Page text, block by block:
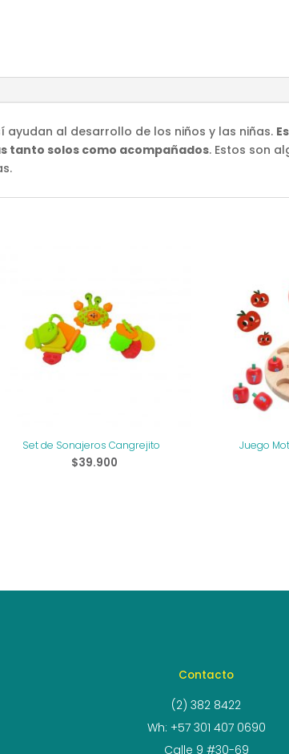
ayudan al desarrollo de los niños y las niñas.
tanto solos como acompañados. Estos son
Set de Sonajeros Cangrejito
$39.900
Juego
Contacto
(2) 382 8422
Wh: +57 301 407 0690
Calle 9 #30-69